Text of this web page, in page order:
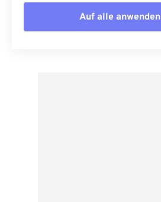
Auf alle anwenden